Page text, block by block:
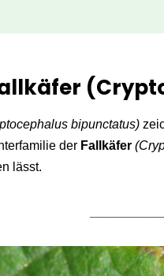
bipunctatus)
der Fallkäfer
lässt.